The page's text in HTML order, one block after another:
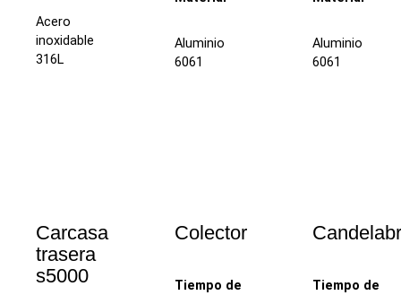
Acero
inoxidable
316L
Aluminio
6061
Aluminio
6061
Carcasa
trasera
s5000
Colector
Tiempo de
Tiempo de